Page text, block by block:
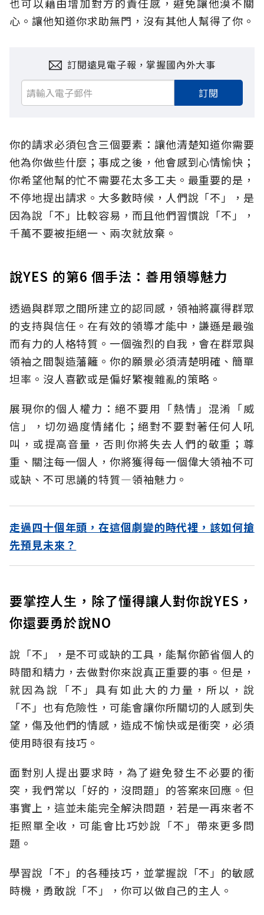
心。讓他知道你求助無門，沒有其他人幫得了你。
訂閱遠見電子報，掌握國內外大事
訂閱
你的請求必須包含三個要素：讓他清楚知道你需要
他為你做些什麼；事成之後，他會感到心情愉快；
你希望他幫的忙不需要花太多工夫。最重要的是，
不停地提出請求。大多數時候，人們說「不」，是
因為說「不」比較容易，而且他們習慣說「不」，
千萬不要被拒絕一、兩次就放棄。
說YES 的第6 個手法：善用領導魅力
透過與群眾之間所建立的認同感，領袖將贏得群眾
的支持與信任。在有效的領導才能中，謙遜是最強
而有力的人格特質。一個強烈的自我，會在群眾與
領袖之間製造藩籬。你的願景必須清楚明確、簡單
坦率。沒人喜歡或是偏好繁複雜亂的策略。
展現你的個人權力：絕不要用「熱情」混淆「威
信」，切勿過度情緒化；絕對不要對著任何人吼
叫，或提高音量，否則你將失去人們的敬重；尊
重、關注每一個人，你將獲得每一個偉大領袖不可
或缺、不可思議的特質—領袖魅力。
走過四十個年頭，在這個劇變的時代裡，該如何搶
先預見未來？
要掌控人生，除了懂得讓人對你說YES，
你還要勇於說NO
說「不」，是不可或缺的工具，能幫你節省個人的
時間和精力，去做對你來說真正重要的事。但是，
就因為說「不」具有如此大的力量，所以，說
「不」也有危險性，可能會讓你所關切的人感到失
望，傷及他們的情感，造成不愉快或是衝突，必須
使用時很有技巧。
面對別人提出要求時，為了避免發生不必要的衝
突，我們常以「好的，沒問題」的答案來回應。但
事實上，這並未能完全解決問題，若是一再來者不
拒照單全收，可能會比巧妙說「不」帶來更多問
題。
學習說「不」的各種技巧，並掌握說「不」的敏感
時機，勇敢說「不」，你可以做自己的主人。